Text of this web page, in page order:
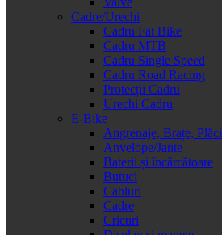
Cadre/Urechi
Cadru Fat Bike
Cadru MTB
Cadru Single Speed
Cadru Road Racing
Protecții Cadru
Urechi Cadru
E-Bike
Angrenaje, Brațe, Plăci
Anvelope/Jante
Baterii și încărcătoare
Butuci
Cabluri
Cadre
Cricuri